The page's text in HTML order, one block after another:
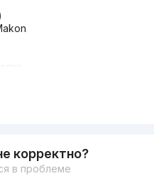
корректно?
в проблеме